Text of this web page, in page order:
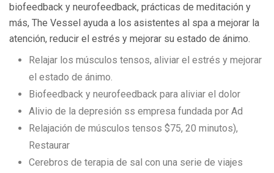
biofeedback y neurofeedback, prácticas de meditación y
más, The Vessel ayuda a los asistentes al spa a mejorar la
atención, reducir el estrés y mejorar su estado de ánimo.
Relajar los músculos tensos, aliviar el estrés y mejorar
el estado de ánimo.
Biofeedback y neurofeedback para aliviar el dolor
Alivio de la depresión ss empresa fundada por Ad
Relajación de músculos tensos $75, 20 minutos),
Restaurar
Cerebros de terapia de sal con una serie de viajes